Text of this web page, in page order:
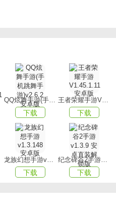
进行转移，使对手陷入被动挨
发创新自身的军种，使得自
高取胜的概率，
机会获取神秘宝藏，点击开启
备。
QQ炫舞手游(手机跳舞手游)v2.6.2 安卓版
下载
王者荣耀手游V1.45.1.11 安卓版
下载
龙族幻想手游v1.3.148 安卓版
下载
纪念碑谷2手游v1.3.9 安卓直装解锁版
下载